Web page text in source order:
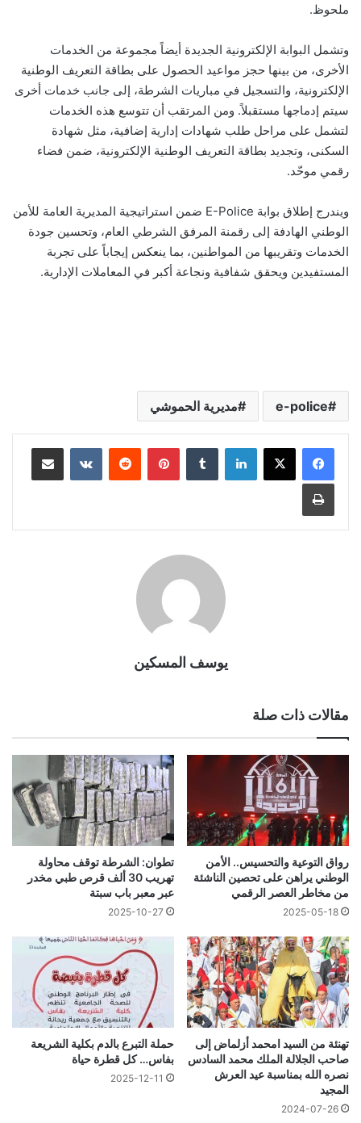
ملحوظ.
وتشمل البوابة الإلكترونية الجديدة أيضاً مجموعة من الخدمات
الأخرى، من بينها حجز مواعيد الحصول على بطاقة التعريف الوطنية
الإلكترونية، والتسجيل في مباريات الشرطة، إلى جانب خدمات أخرى
سيتم إدماجها مستقبلاً. ومن المرتقب أن تتوسع هذه الخدمات
لتشمل على مراحل طلب شهادات إدارية إضافية، مثل شهادة
السكنى، وتجديد بطاقة التعريف الوطنية الإلكترونية، ضمن فضاء
رقمي موحّد.
ويندرج إطلاق بوابة E-Police ضمن استراتيجية المديرية العامة للأمن
الوطني الهادفة إلى رقمنة المرفق الشرطي العام، وتحسين جودة
الخدمات وتقريبها من المواطنين، بما ينعكس إيجاباً على تجربة
المستفيدين ويحقق شفافية ونجاعة أكبر في المعاملات الإدارية.
e-police مديرية الحموشي
لينكدإن بينتيريست مشاركة عبر البريد
طباعة
يوسف المسكين
مقالات ذات صلة
رواق التوعية والتحسيس.. الأمن
الوطني يراهن على تحصين الناشئة
من مخاطر العصر الرقمي
2025-05-18
تطوان: الشرطة توقف محاولة
تهريب 30 ألف قرص طبي مخدر
عبر معبر باب سبتة
2025-10-27
تهنئة من السيد امحمد أزلماض إلى
صاحب الجلالة الملك محمد السادس
نصره الله بمناسبة عيد العرش
المجيد
2024-07-26
حملة التبرع بالدم بكلية الشريعة
بفاس… كل قطرة حياة
2025-12-11